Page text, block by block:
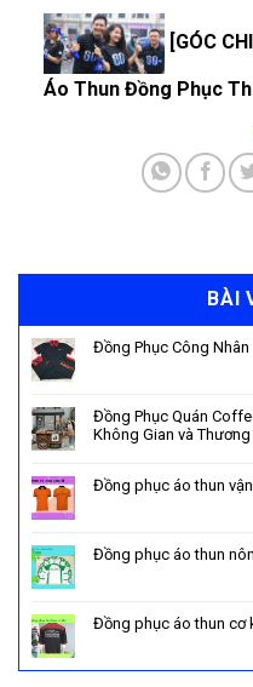
[GÓC
Áo Thun Đồng Phục
BÀI
Đồng Phục Công Nhân
Đồng Phục Quán
Không Gian và Thương
Đồng phục áo thun
Đồng phục áo thun
Đồng phục áo thun cơ